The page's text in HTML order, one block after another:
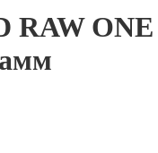
RAW ONE